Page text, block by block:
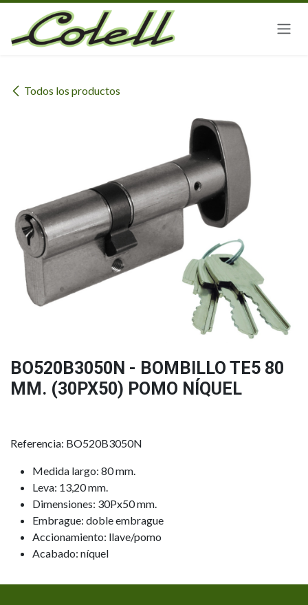
Ir al contenido
Todos los productos
BO520B3050N - BOMBILLO TE5 80
MM. (30PX50) POMO NÍQUEL
Referencia: BO520B3050N
Medida largo: 80 mm.
Leva: 13,20 mm.
Dimensiones: 30Px50 mm.
Embrague: doble embrague
Accionamiento: llave/pomo
Acabado: níquel